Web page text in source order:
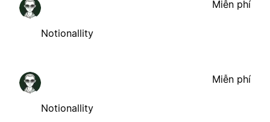
Notionallity
Miễn phí
Notionallity
Miễn phí